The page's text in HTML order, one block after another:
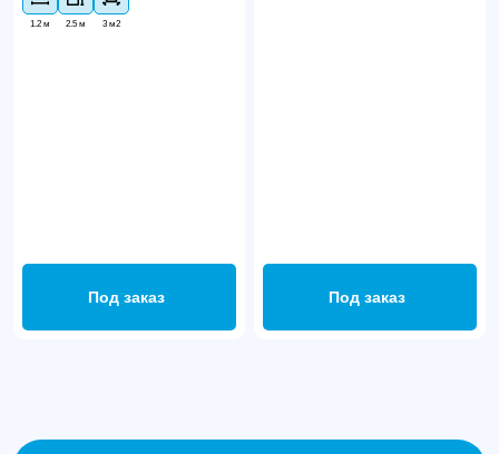
1.2 м 2.5 м 3 м2
Под заказ Под заказ